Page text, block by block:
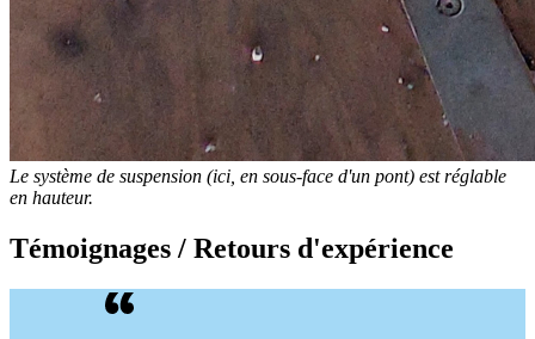
Le système de suspension (ici, en sous-face d'un pont) est réglable
en hauteur.
Témoignages / Retours d'expérience